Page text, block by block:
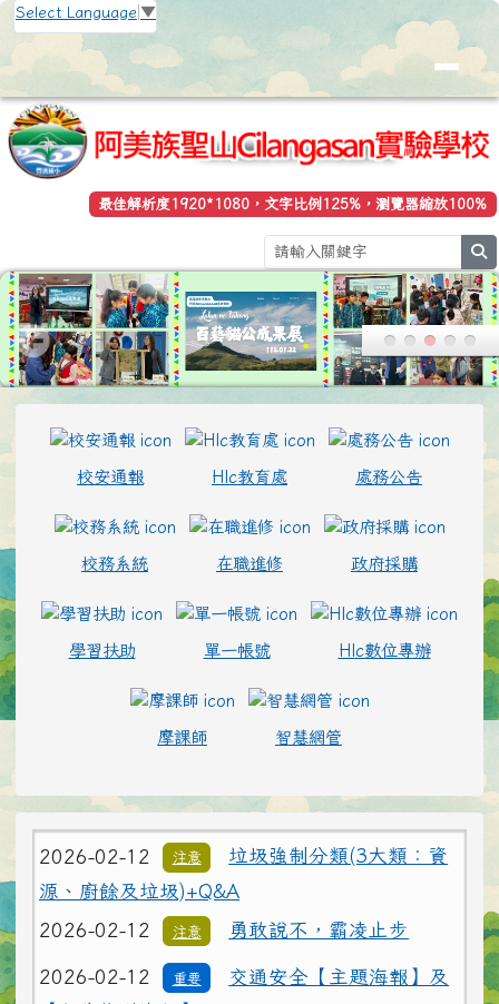
跳至主內容區
花蓮縣立豐濱國小全球資訊網
Select Language ▼
最佳解析度1920*1080，文字比例125%，瀏覽器縮放100%
校安通報 Hlc教育處 處務公告
校務系統 在職進修 政府採購
學習扶助 單一帳號 Hlc數位專辦
摩課師 智慧網管
子煙危害或誤觸法令，請各校落實無菸校園政
策，就查獲電子煙相關器物處置請依說明辦理
2026-02-12 注意
垃圾強制分類(3大類：資
源、廚餘及垃圾)+Q&A
2026-02-12 注意 勇敢說不，霸凌止步
重要
【行為指引海報】
頁尾區域